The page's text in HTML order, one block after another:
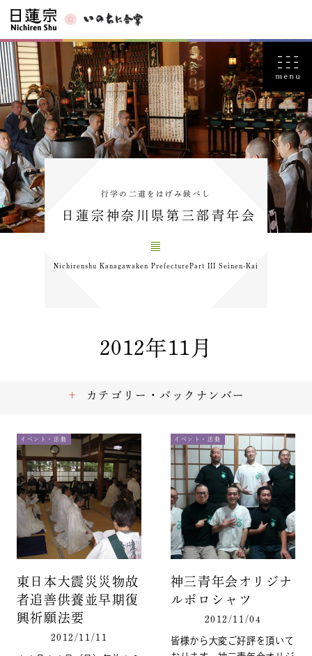
行学の二道をはげみ候べし
日蓮宗神奈川県第三部青年会
Nichirenshu Kanagawaken PrefecturePart III Seinen-Kai
2012年11月
イベント・活動
東日本大震災災物故
者追善供養並早期復
興祈願法要
2012/11/11
イベント・活動
神三青年会オリジナ
ルポロシャツ
2012/11/04
皆様から大変ご好評を頂いて
カテゴリー・バックナンバー